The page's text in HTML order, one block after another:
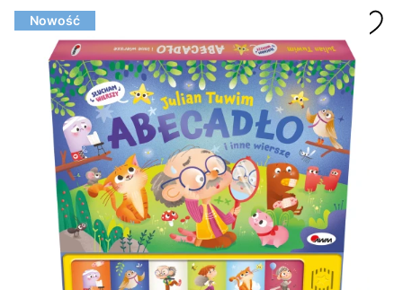
Nowość